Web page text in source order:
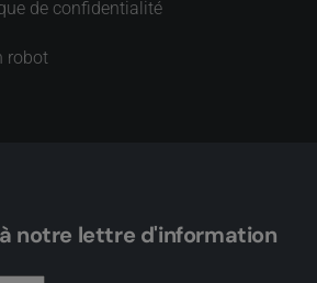
de confidentialité
robot
notre lettre d'information